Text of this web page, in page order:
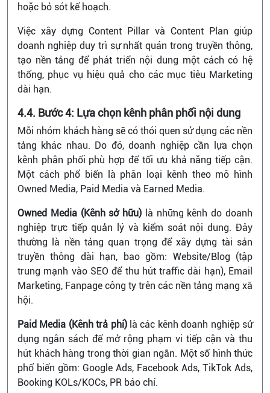
hoặc bỏ sót kế hoạch.
Việc xây dựng Content Pillar và Content Plan giúp
doanh nghiệp duy trì sự nhất quán trong truyền thông,
tạo nền tảng để phát triển nội dung một cách có hệ
thống, phục vụ hiệu quả cho các mục tiêu Marketing
dài hạn.
4.4. Bước 4: Lựa chọn kênh phân phối nội dung
Mỗi nhóm khách hàng sẽ có thói quen sử dụng các nền
tảng khác nhau. Do đó, doanh nghiệp cần lựa chọn
kênh phân phối phù hợp để tối ưu khả năng tiếp cận.
Một cách phổ biến là phân loại kênh theo mô hình
Owned Media, Paid Media và Earned Media.
Owned Media (Kênh sở hữu) là những kênh do doanh
nghiệp trực tiếp quản lý và kiểm soát nội dung. Đây
thường là nền tảng quan trọng để xây dựng tài sản
truyền thông dài hạn, bao gồm: Website/Blog (tập
trung mạnh vào SEO để thu hút traffic dài hạn), Email
Marketing, Fanpage công ty trên các nền tảng mạng xã
hội.
Paid Media (Kênh trả phí)là các kênh doanh nghiệp sử
dụng ngân sách để mở rộng phạm vi tiếp cận và thu
hút khách hàng trong thời gian ngắn. Một số hình thức
phổ biến gồm: Google Ads, Facebook Ads, TikTok Ads,
Booking KOLs/KOCs, PR báo chí.